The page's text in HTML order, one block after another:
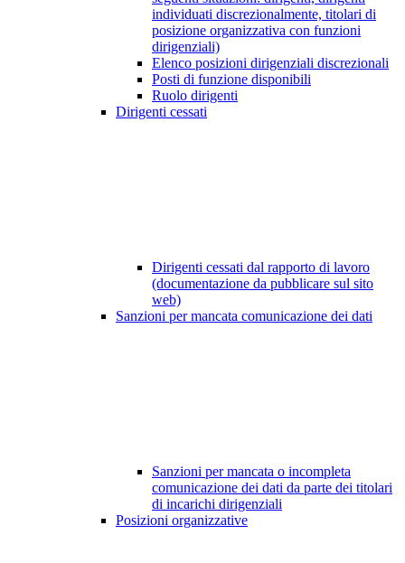
individuati discrezionalmente, titolari di
posizione organizzativa con funzioni
dirigenziali)
Elenco posizioni dirigenziali discrezionali
Posti di funzione disponibili
Ruolo dirigenti
Dirigenti cessati
Dirigenti cessati dal rapporto di lavoro
(documentazione da pubblicare sul sito
web)
Sanzioni per mancata comunicazione dei dati
Sanzioni per mancata o incompleta
comunicazione dei dati da parte dei titolari
di incarichi dirigenziali
Posizioni organizzative